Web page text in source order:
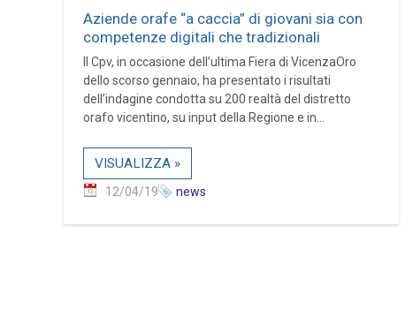
Aziende orafe “a caccia” di giovani sia con
competenze digitali che tradizionali
Il Cpv, in occasione dell’ultima Fiera di VicenzaOro
dello scorso gennaio, ha presentato i risultati
dell’indagine condotta su 200 realtà del distretto
orafo vicentino, su input della Regione e in...
VISUALIZZA »
12/04/19 news